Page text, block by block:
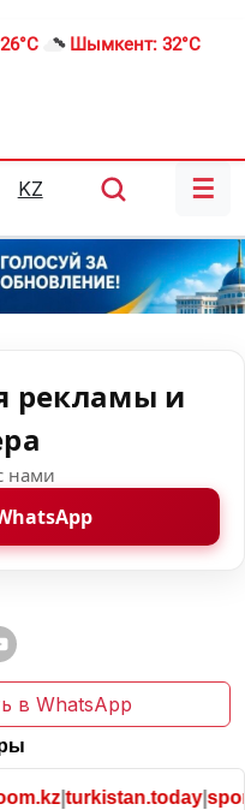
26°C Шымкент: 32°C
KZ ☰
рекламы и
нами
в WhatsApp
|turkistan.today|